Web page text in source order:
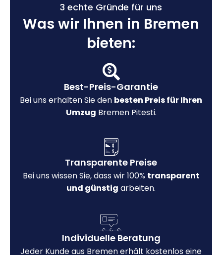
3 echte Gründe für uns
Was wir Ihnen in Bremen
bieten:
Best-Preis-Garantie
Bei uns erhalten Sie den besten Preis für Ihren
Umzug Bremen Pitesti.
Transparente Preise
Bei uns wissen Sie, dass wir 100% transparent
und günstig arbeiten.
Individuelle Beratung
Jeder Kunde aus Bremen erhält kostenlos eine